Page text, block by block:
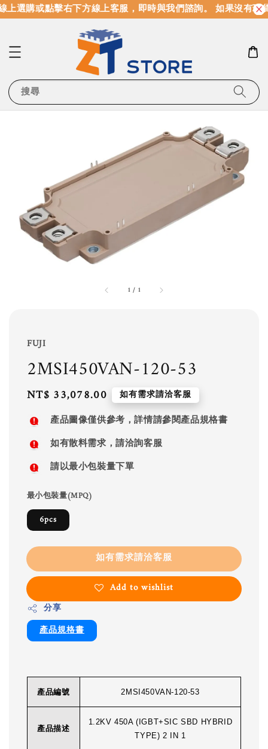
選購或點擊右下方線上客服，即時與我們諮詢。 如果沒有現
搜尋
1 / 1
FUJI
2MSI450VAN-120-53
Regular
price
NT$ 33,078.00 如有需求請洽客服
產品圖像僅供參考，詳情請參閱產品規格書
如有散料需求，請洽詢客服
請以最小包裝量下單
最小包裝量(MPQ)
6pcs
如有需求請洽客服
Add to wishlist
分享
產品規格書
產品編號 2MSI450VAN-120-53
產品描述
1.2KV 450A (IGBT+SIC SBD HYBRID
TYPE) 2 IN 1